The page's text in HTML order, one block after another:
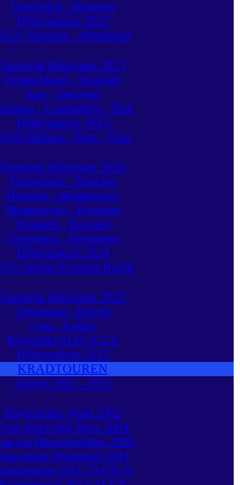
Österreich - Böhmen
Bildergalerie 2022
Vogesen - Westalpen
Startseite Bikertage 2023
Deutschland - Vogesen
Jura - Savoyen
- Lombardei - Tirol
Bildergalerie 2023
Balkan - Jugo - Tour
Startseite Bikertage 2024
Tschechien - Bosnien
Bosnien - Montenegro
Montenegro - Kroatien
Kroatien - Bosnien
Österreich - Heimreise
Bildergalerie 2024
Istrien-Kvarner Bucht
Startseite Bikertage 2025
Chiemgau - Rovinj
Cres - Lošinj
Rückfahrt SLO-A-CZ
Bildergalerie 2025
KRADTOUREN
Touren 2002 - 2015
Bayerischer Wald 2002
durch den Harz 2004
ins Riesengebirge 2009
nach Thüringen 2011
2011: D-CZ-A